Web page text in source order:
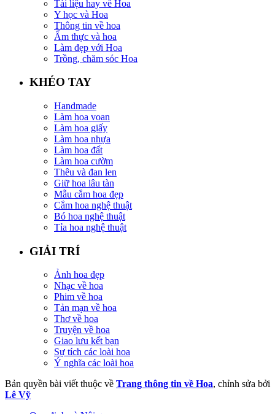
Tài liệu hay về Hoa
Y học và Hoa
Thông tin về hoa
Ẩm thực và hoa
Làm đẹp với Hoa
Trồng, chăm sóc Hoa
KHÉO TAY
Handmade
Làm hoa voan
Làm hoa giấy
Làm hoa nhựa
Làm hoa đất
Làm hoa cườm
Thêu và đan len
Giữ hoa lâu tàn
Mẫu cắm hoa đẹp
Cắm hoa nghệ thuật
Bó hoa nghệ thuật
Tỉa hoa nghệ thuật
GIẢI TRÍ
Ảnh hoa đẹp
Nhạc về hoa
Phim về hoa
Tản mạn về hoa
Thơ về hoa
Truyện về hoa
Giao lưu kết bạn
Sự tích các loài hoa
Ý nghĩa các loài hoa
Bản quyền bài viết thuộc về Trang thông tin về Hoa, chỉnh sửa bởi
Lê Vỹ